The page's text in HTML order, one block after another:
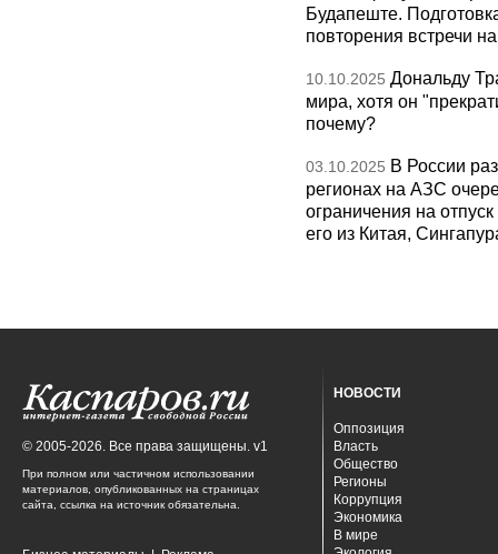
Будапеште.
повторения встречи
10.10.2025 Дональду
мира, хотя он
почему?
03.10.2025 В России
регионах на АЗС
ограничения на
его из Китая,
© 2005-2026. Все права защищены. v1
При полном или частичном использовании
материалов, опубликованных на страницах
сайта, ссылка на источник обязательна.
НОВОСТИ
Оппозиция
Власть
Общество
Регионы
Коррупция
Экономика
В мире